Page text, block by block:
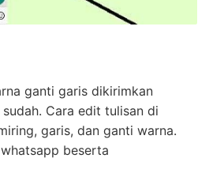
ganti garis dikirimkan
Cara edit tulisan di
garis, dan ganti warna.
beserta